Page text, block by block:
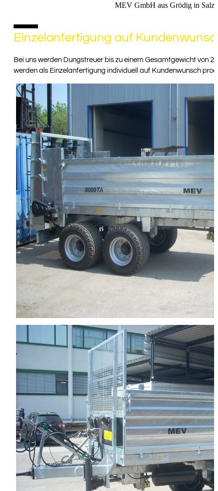
MEV GmbH aus Grödig in
Einzelanfertigung auf
Bei uns werden Dungstreuer bis zu einem Gesamtgewicht von
werden als Einzelanfertigung individuell auf Kundenwunsch